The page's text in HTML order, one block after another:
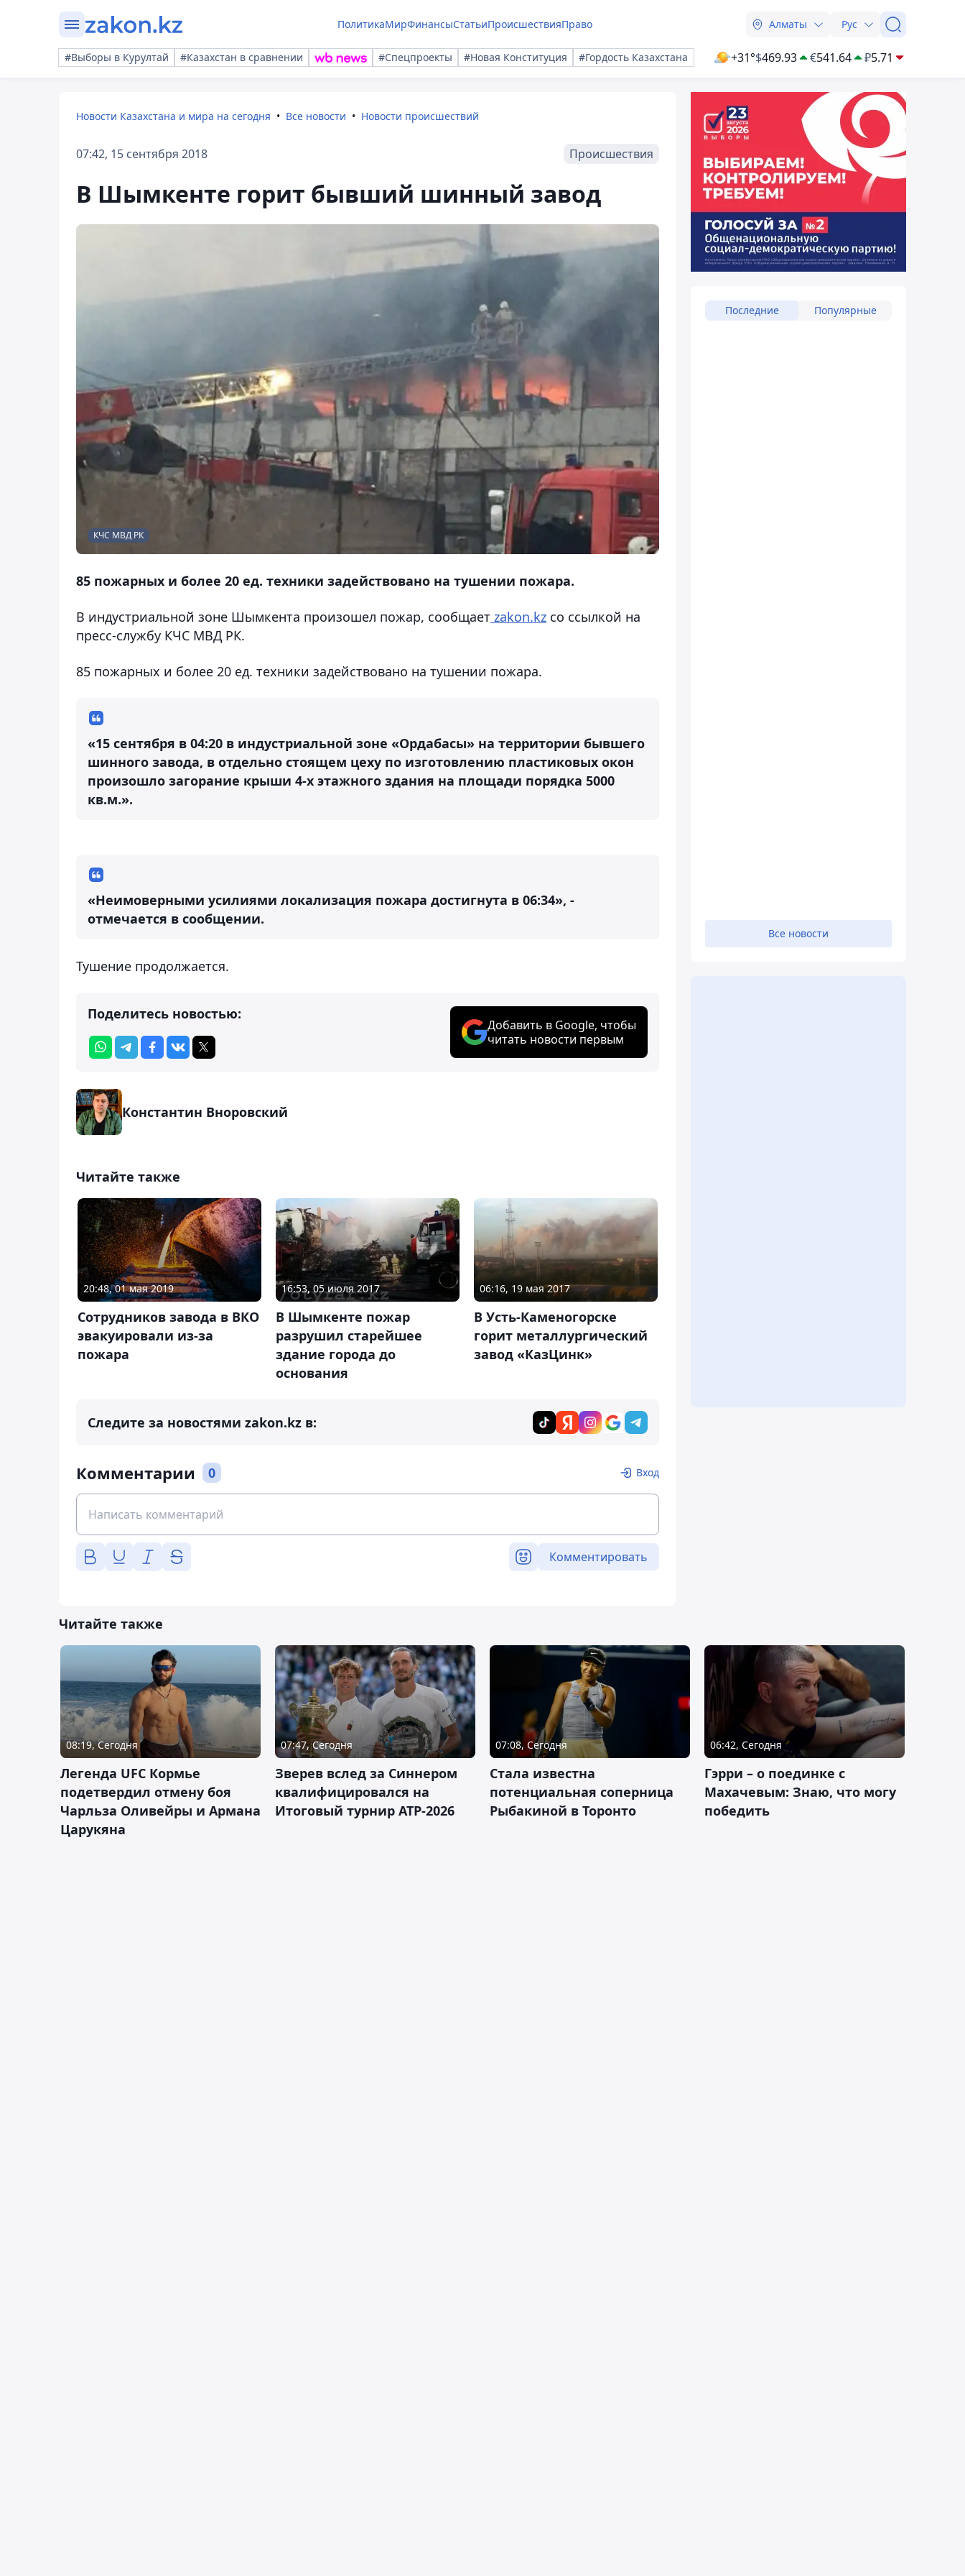
ПолитикаМирФинансыСтатьиПроисшествияПраво Алматы Рус
#Выборы в Курултай #Казахстан в сравнении #Спецпроекты #Новая Конституция #Гордость Казахстана +31°$469.93 €541.64 ₽5.71
Новости Казахстана и мира на сегодня Все новости Новости происшествий
07:42, 15 сентября 2018 Происшествия
В Шымкенте горит бывший шинный завод
КЧС МВД РК
85 пожарных и более 20 ед. техники задействовано на тушении пожара.
В индустриальной зоне Шымкента произошел пожар, сообщает zakon.kz со ссылкой на
пресс-службу КЧС МВД РК.
85 пожарных и более 20 ед. техники задействовано на тушении пожара.
«15 сентября в 04:20 в индустриальной зоне «Ордабасы» на территории бывшего
шинного завода, в отдельно стоящем цеху по изготовлению пластиковых окон
произошло загорание крыши 4-х этажного здания на площади порядка 5000
кв.м.».
«Неимоверными усилиями локализация пожара достигнута в 06:34», -
отмечается в сообщении.
Тушение продолжается.
Поделитесь новостью:
Добавить в Google, чтобы
читать новости первым
Константин Вноровский
Читайте также
20:48, 01 мая 2019
Сотрудников завода в ВКО
эвакуировали из-за
пожара
16:53, 05 июля 2017
В Шымкенте пожар
разрушил старейшее
здание города до
основания
06:16, 19 мая 2017
В Усть-Каменогорске
горит металлургический
завод «КазЦинк»
Следите за новостями zakon.kz в:
Комментарии 0 Вход
Комментировать
Последние Популярные
Все новости
Читайте также
08:19, Сегодня
Легенда UFC Кормье
подетвердил отмену боя
Чарльза Оливейры и Армана
Царукяна
07:47, Сегодня
Зверев вслед за Синнером
квалифицировался на
Итоговый турнир ATP-2026
07:08, Сегодня
Cтала известна
потенциальная соперница
Рыбакиной в Торонто
06:42, Сегодня
Гэрри – о поединке с
Махачевым: Знаю, что могу
победить